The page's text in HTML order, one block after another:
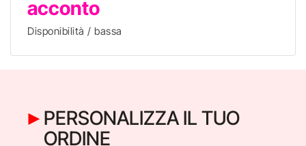
acconto
Disponibilità / bassa
PERSONALIZZA IL TUO
ORDINE